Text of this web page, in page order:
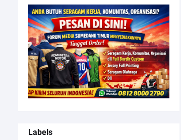
Labels